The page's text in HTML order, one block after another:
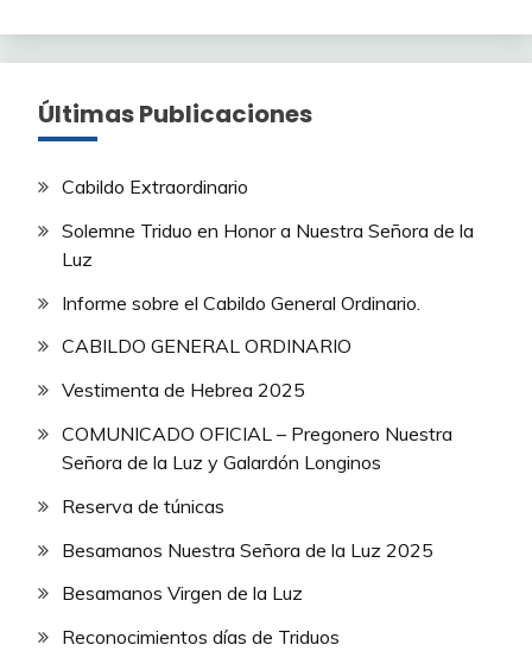
Últimas Publicaciones
Cabildo Extraordinario
Solemne Triduo en Honor a Nuestra Señora de la
Luz
Informe sobre el Cabildo General Ordinario.
CABILDO GENERAL ORDINARIO
Vestimenta de Hebrea 2025
COMUNICADO OFICIAL – Pregonero Nuestra
Señora de la Luz y Galardón Longinos
Reserva de túnicas
Besamanos Nuestra Señora de la Luz 2025
Besamanos Virgen de la Luz
Reconocimientos días de Triduos